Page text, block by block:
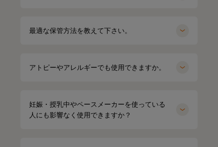
最適な保管方法を教えて下さい。
アトピーやアレルギーでも使用できますか。
妊娠・授乳中やペースメーカーを使っている
人にも影響なく使用できますか？
クルーネック（カーキ）Mサイズ
kei164cm